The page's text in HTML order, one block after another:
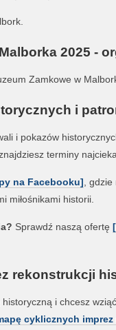
2025 -
Zamkowe w
i
i pokazów
znajdziesz terminy
na Facebooku] ,
miłośnikami historii.
Sprawdź naszą ofertę
rekonstrukcji
i chcesz
cyklicznych